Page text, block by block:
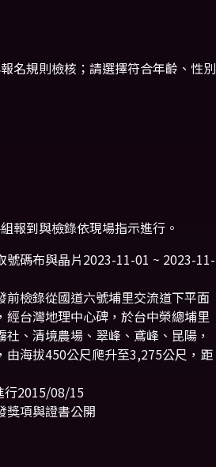
名規則檢核；請選擇符合年齡、性別
報到與檢錄依現場指示進行。
號碼布與晶片2023-11-01 ~ 2023-11-
前檢錄從國道六號埔里交流道下平面
經台灣地理中心碑，於台中榮總埔里
、清境農場、翠峰、鳶峰、昆陽，
由海拔450公尺爬升至3,275公尺，距
行2015/08/15
獎項與證書公開